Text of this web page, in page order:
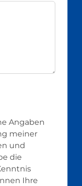
Angaben
meiner
und
die
Ihre